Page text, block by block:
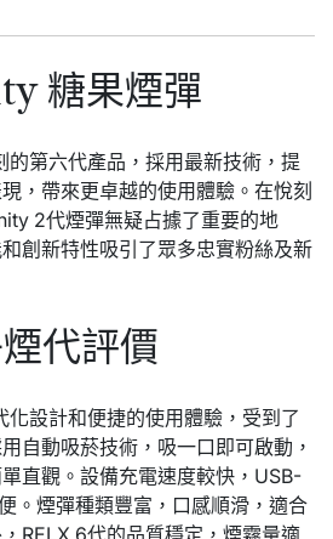
糖果煙彈
第六代產品，採用最新技術，提
，帶來更卓越的使用體驗。在悅刻
2代煙彈無疑占據了重要的地
創新特性吸引了眾多忠實粉絲及新
代評價
化設計和便捷的使用體驗，受到了
自動吸菸技術，吸一口即可啟動，
直觀。設備充電速度較快，USB-
。煙彈種類豐富，口感順滑，適合
RELX 6代的品質穩定，煙霧量適